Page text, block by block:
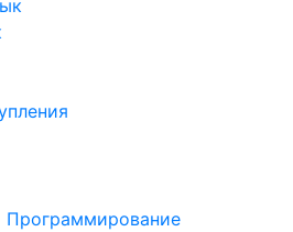
Программирование